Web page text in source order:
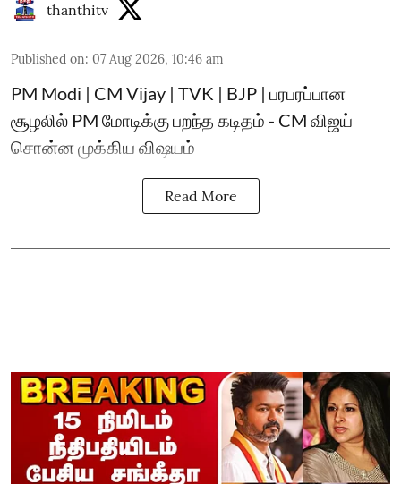
thanthitv
Published on: 07 Aug 2026, 10:46 am
PM Modi | CM Vijay | TVK | BJP | பரபரப்பான
சூழலில் PM மோடிக்கு பறந்த கடிதம் - CM விஜய்
சொன்ன முக்கிய விஷயம்
Read More